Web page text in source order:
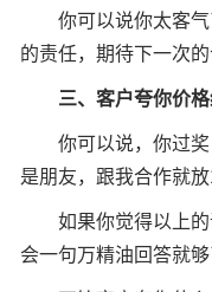
你可以说你太客气
的责任，期待下一次的
三、客户夸你价
你可以说，你过奖
是朋友，跟我合作就放
如果你觉得以上的
会一句万精油回答就够